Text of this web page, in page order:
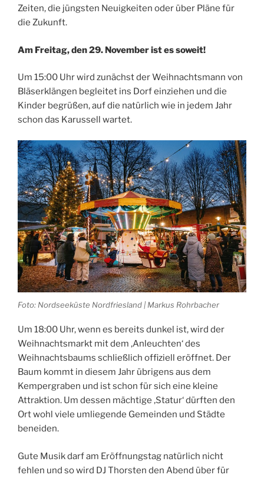
Zeiten, die jüngsten Neuigkeiten oder über Pläne für
die Zukunft.
Am Freitag, den 29. November ist es soweit!
Um 15:00 Uhr wird zunächst der Weihnachtsmann von
Bläserklängen begleitet ins Dorf einziehen und die
Kinder begrüßen, auf die natürlich wie in jedem Jahr
schon das Karussell wartet.
Foto: Nordseeküste Nordfriesland | Markus Rohrbacher
Um 18:00 Uhr, wenn es bereits dunkel ist, wird der
Weihnachtsmarkt mit dem ‚Anleuchten‘ des
Weihnachtsbaums schließlich offiziell eröffnet. Der
Baum kommt in diesem Jahr übrigens aus dem
Kempergraben und ist schon für sich eine kleine
Attraktion. Um dessen mächtige ‚Statur‘ dürften den
Ort wohl viele umliegende Gemeinden und Städte
beneiden.
Gute Musik darf am Eröffnungstag natürlich nicht
fehlen und so wird DJ Thorsten den Abend über für